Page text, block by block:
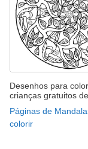
Desenhos para
crianças gratuitos
Páginas de
colorir